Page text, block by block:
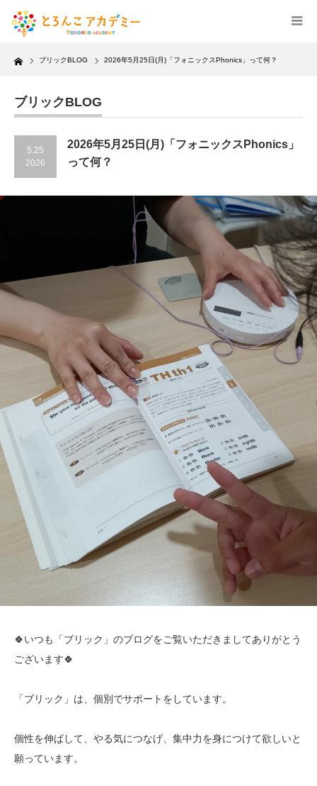
Home ブリックBLOG 2026年5月25日(月)「フォニックスPhonics」って何？
ブリックBLOG
5.25
2026
2026年5月25日(月)「フォニックスPhonics」
って何？
🍀いつも「ブリック」のブログをご覧いただきましてありがとう
ございます🍀
「ブリック」は、個別でサポートをしています。
個性を伸ばして、やる気につなげ、集中力を身につけて欲しいと
願っています。